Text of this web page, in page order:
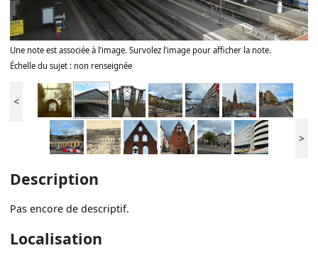
Une note est associée à l’image. Survolez l’image pour afficher la note.
Échelle du sujet : non renseignée
<
>
Description
Pas encore de descriptif.
Localisation